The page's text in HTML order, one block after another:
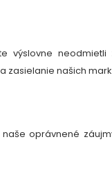
neodmietli
zasielanie našich
oprávnené